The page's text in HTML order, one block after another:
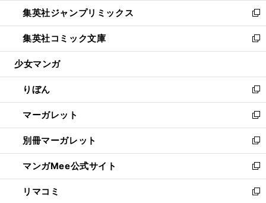
く
で
開
く
ド
ウ
で
開
ィ
ン
ド
ウ
開
く
し
い
ウ
ィ
ン
ウ
で
開
く
集英社ジャンプリミックス
新
し
い
ウ
ン
ド
ウ
で
開
く
集英社コミック文庫
新
し
ウ
ィ
ン
ド
ウ
で
開
く
少女マンガ
りぼん
新
し
い
ウ
ィ
ン
ド
ウ
で
マーガレット
新
し
い
ウ
ィ
ン
ド
別冊マーガレット
新
し
い
ウ
ィ
マンガMee公式サイト
新
し
い
リマコミ
新